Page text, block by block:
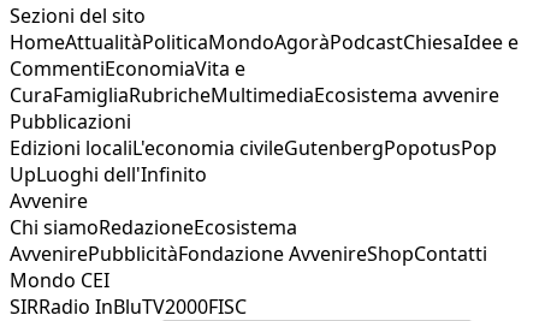
Sezioni del sito
HomeAttualitàPoliticaMondoAgoràPodcastChiesaIdee e
CommentiEconomiaVita e
CuraFamigliaRubricheMultimediaEcosistema avvenire
Pubblicazioni
Edizioni localiL'economia civileGutenbergPopotusPop
UpLuoghi dell'Infinito
Avvenire
Chi siamoRedazioneEcosistema
AvvenirePubblicitàFondazione AvvenireShopContatti
Mondo CEI
SIRRadio InBluTV2000FISC